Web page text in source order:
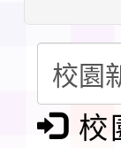
展
請
教
報
淨
檢
校